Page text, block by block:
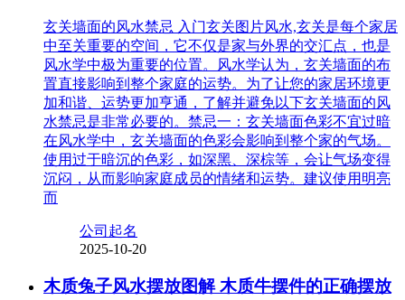
玄关墙面的风水禁忌 入门玄关图片风水,玄关是每个家居
中至关重要的空间，它不仅是家与外界的交汇点，也是
风水学中极为重要的位置。风水学认为，玄关墙面的布
置直接影响到整个家庭的运势。为了让您的家居环境更
加和谐、运势更加亨通，了解并避免以下玄关墙面的风
水禁忌是非常必要的。禁忌一：玄关墙面色彩不宜过暗
在风水学中，玄关墙面的色彩会影响到整个家的气场。
使用过于暗沉的色彩，如深黑、深棕等，会让气场变得
沉闷，从而影响家庭成员的情绪和运势。建议使用明亮
而
公司起名
2025-10-20
木质兔子风水摆放图解 木质牛摆件的正确摆放